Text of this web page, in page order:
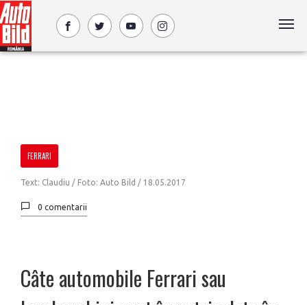
FERRARI
Text: Claudiu / Foto: Auto Bild / 18.05.2017
0 comentarii
Câte automobile Ferrari sau